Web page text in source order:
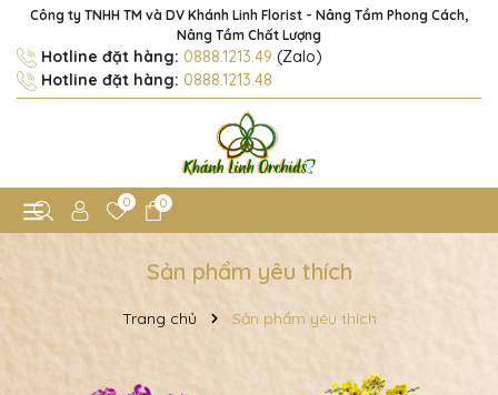
Công ty TNHH TM và DV Khánh Linh Florist - Nâng Tầm Phong Cách,
Nâng Tầm Chất Lượng
Hotline đặt hàng: 0888.1213.49 (Zalo)
Hotline đặt hàng: 0888.1213.48
0 0
Sản phẩm yêu thích
Trang chủ Sản phẩm yêu thích